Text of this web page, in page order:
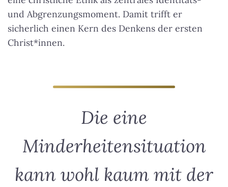
und Abgrenzungsmoment. Damit trifft er
sicherlich einen Kern des Denkens der ersten
Christ*innen.
Die eine
Minderheitensituation
kann wohl kaum mit der